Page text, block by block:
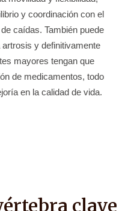
y coordinación con el
caídas. También puede
y definitivamente
mayores tengan que
de medicamentos, todo
en la calidad de vida.
clave